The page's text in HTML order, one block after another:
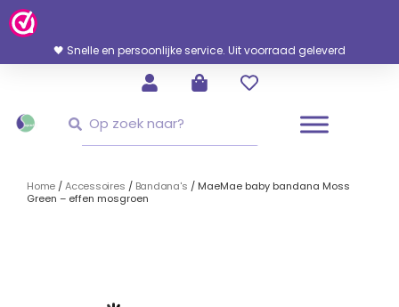
Ga
Naar
Inhoud
🖤 Snelle en persoonlijke service. Uit voorraad geleverd
Home /Accessoires / Bandana's / MaeMae baby bandana Moss
Green – effen mosgroen